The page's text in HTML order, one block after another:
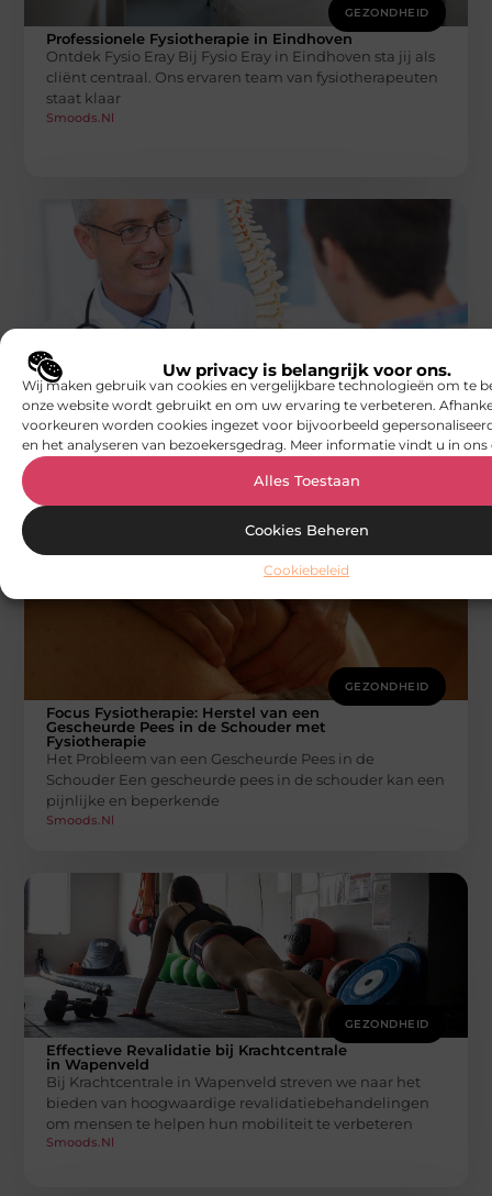
Uw privacy is belangrijk voor ons.
Wij maken gebruik van cookies en vergelijkbare technologieën om te
onze website wordt gebruikt en om uw ervaring te verbeteren.
voorkeuren worden cookies ingezet voor bijvoorbeeld
en het analyseren van bezoekersgedrag. Meer informatie vindt u in ons
Alles Toestaan
Cookies Beheren
Cookiebeleid
GEZONDHEID
Professionele Fysiotherapie in Eindhoven
Ontdek Fysio Eray Bij Fysio Eray in Eindhoven sta jij als
cliënt centraal. Ons ervaren team van fysiotherapeuten
staat klaar
Smoods.nl
Lifestyle Chiropractic: Begrijp de
Verschillen tussen Hernia en Ischias
Ontcijfering van Hernia en Ischias: Een Verhelderend
Perspectief Rugpijn kan een veelvoorkomende bron
van ongemak zijn, vooral wanneer het wordt
GEZONDHEID
Focus Fysiotherapie: Herstel van een
Gescheurde Pees in de Schouder met
Fysiotherapie
Het Probleem van een Gescheurde Pees in de
Schouder Een gescheurde pees in de schouder kan een
pijnlijke en beperkende
Smoods.nl
GEZONDHEID
Effectieve Revalidatie bij Krachtcentrale
in Wapenveld
Bij Krachtcentrale in Wapenveld streven we naar het
bieden van hoogwaardige revalidatiebehandelingen
om mensen te helpen hun mobiliteit te verbeteren
Smoods.nl